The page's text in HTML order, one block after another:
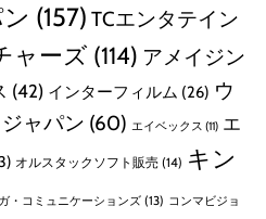
(157) TCエンタテイン
ャーズ (114) アメイジン
(42) インターフィルム (26) ウ
ャパン (60) エイベックス (11) エ
オルスタックソフト販売 (14) キン
・コミュニケーションズ (13) コンマビジョ